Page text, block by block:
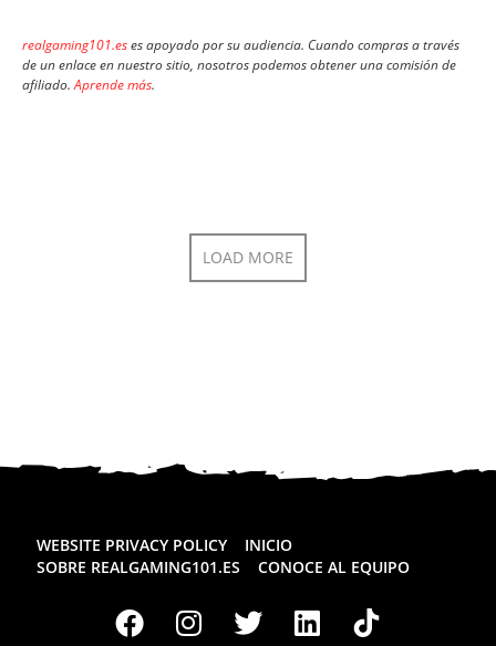
realgaming101.eses apoyado por su audiencia. Cuando compras a través
de un enlace en nuestro sitio, nosotros podemos obtener una comisión de
afiliado.Aprende más.
LOAD MORE
WEBSITE PRIVACY POLICY
INICIO
SOBRE REALGAMING101.ES
CONOCE AL EQUIPO